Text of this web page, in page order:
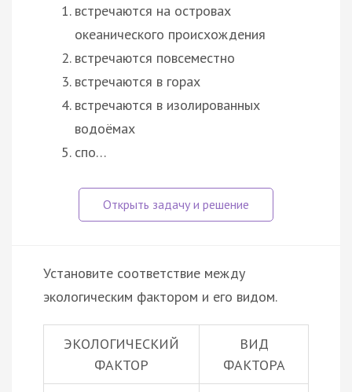
встречаются на островах
океанического происхождения
встречаются повсеместно
встречаются в горах
встречаются в изолированных
водоёмах
спо…
Установите соответствие между
экологическим фактором и его видом.
ЭКОЛОГИЧЕСКИЙ
ФАКТОР
ВИД
ФАКТОРА